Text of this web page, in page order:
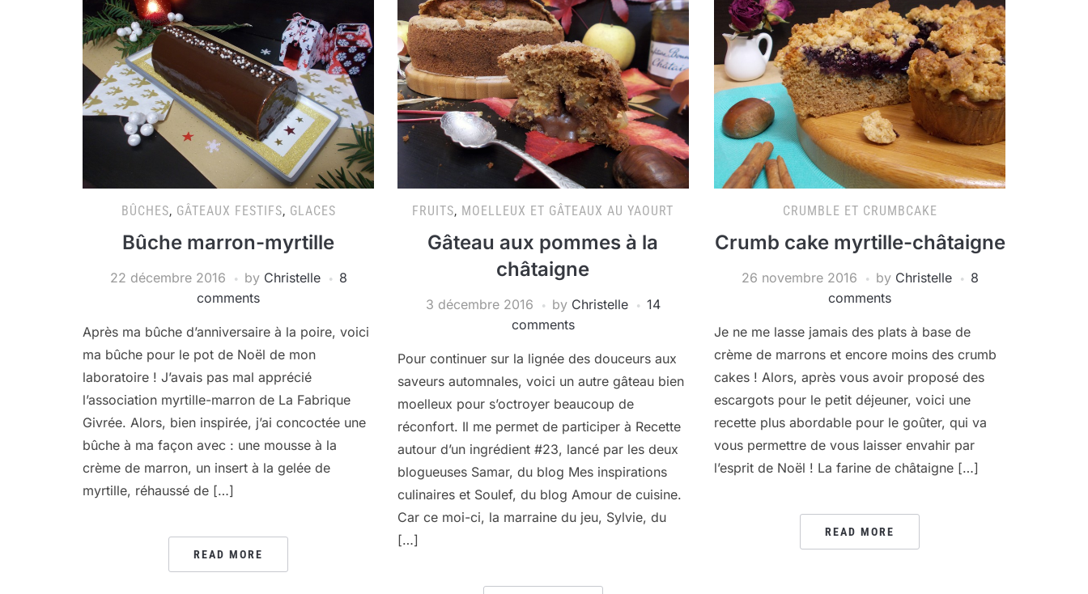
BÛCHES, GÂTEAUX FESTIFS, GLACES
Bûche marron-myrtille
22 décembre 2016 by Christelle
8
comments
Après ma bûche d’anniversaire à la poire, voici
ma bûche pour le pot de Noël de mon
laboratoire ! J’avais pas mal apprécié
l’association myrtille-marron de La Fabrique
Givrée. Alors, bien inspirée, j’ai concoctée une
bûche à ma façon avec : une mousse à la
crème de marron, un insert à la gelée de
myrtille, réhaussé de […]
READ MORE
FRUITS, MOELLEUX ET GÂTEAUX AU YAOURT
Gâteau aux pommes à la
châtaigne
3 décembre 2016 by Christelle
14
comments
Pour continuer sur la lignée des douceurs aux
saveurs automnales, voici un autre gâteau bien
moelleux pour s’octroyer beaucoup de
réconfort. Il me permet de participer à Recette
autour d’un ingrédient #23, lancé par les deux
blogueuses Samar, du blog Mes inspirations
culinaires et Soulef, du blog Amour de cuisine.
Car ce moi-ci, la marraine du jeu, Sylvie, du
[…]
CRUMBLE ET CRUMBCAKE
Crumb cake myrtille-châtaigne
26 novembre 2016 by Christelle
8
comments
Je ne me lasse jamais des plats à base de
crème de marrons et encore moins des crumb
cakes ! Alors, après vous avoir proposé des
escargots pour le petit déjeuner, voici une
recette plus abordable pour le goûter, qui va
vous permettre de vous laisser envahir par
l’esprit de Noël ! La farine de châtaigne […]
READ MORE